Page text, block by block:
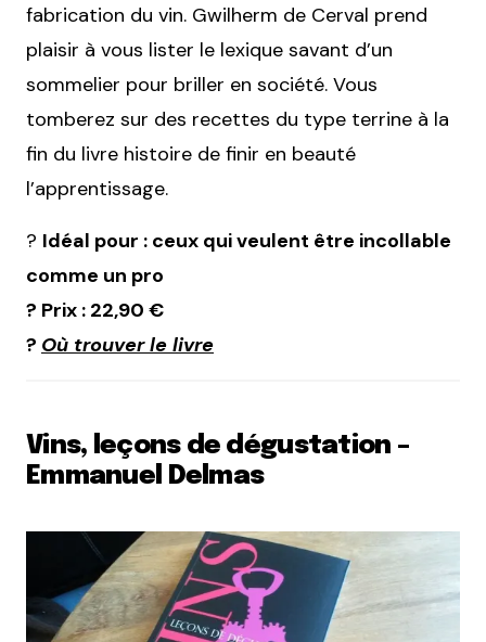
fabrication du vin. Gwilherm de Cerval prend
plaisir à vous lister le lexique savant d’un
sommelier pour briller en société. Vous
tomberez sur des recettes du type terrine à la
fin du livre histoire de finir en beauté
l’apprentissage.
? Idéal pour : ceux qui veulent être incollable
comme un pro
? Prix : 22,90 €
? Où trouver le livre
Vins, leçons de dégustation –
Emmanuel Delmas